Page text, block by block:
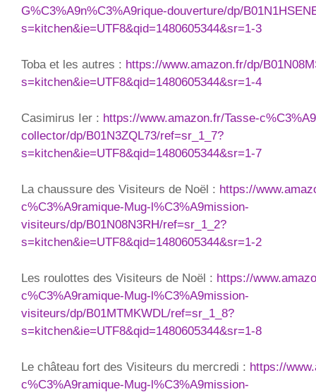
G%C3%A9n%C3%A9rique-douverture/dp/
s=kitchen&ie=UTF8&qid=1480605344&sr=1-3
Toba et les autres : https://www.amazon.fr/dp/
s=kitchen&ie=UTF8&qid=1480605344&sr=1-4
Casimirus Ier : https://www.amazon.fr/Tasse-
collector/dp/B01N3ZQL73/ref=sr_1_7?
s=kitchen&ie=UTF8&qid=1480605344&sr=1-7
La chaussure des Visiteurs de Noël : https://
c%C3%A9ramique-Mug-l%C3%A9mission-
visiteurs/dp/B01N08N3RH/ref=sr_1_2?
s=kitchen&ie=UTF8&qid=1480605344&sr=1-2
Les roulottes des Visiteurs de Noël : https://
c%C3%A9ramique-Mug-l%C3%A9mission-
visiteurs/dp/B01MTMKWDL/ref=sr_1_8?
s=kitchen&ie=UTF8&qid=1480605344&sr=1-8
Le château fort des Visiteurs du mercredi : https://
c%C3%A9ramique-Mug-l%C3%A9mission-